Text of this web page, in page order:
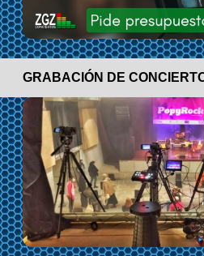
GRABACIÓN DE